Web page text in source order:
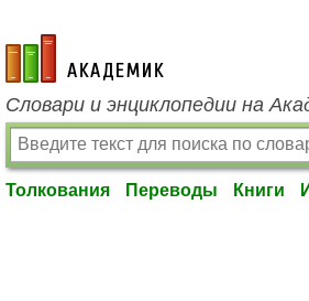
academic.ru
Словари и энциклопедии на
Толкования Переводы Книги